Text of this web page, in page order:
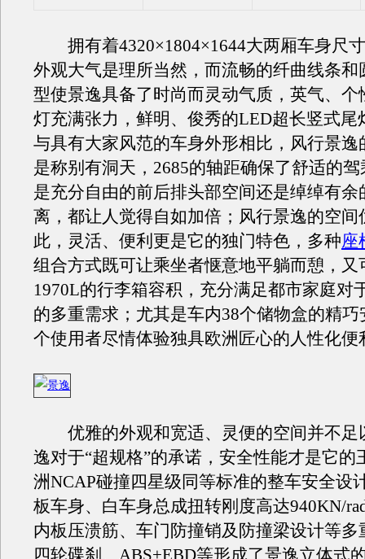
拥有着4320×1804×1644大两厢车身尺
外观大气是理所当然，而流畅的纤曲线条和
型使景逸具备了时尚而灵动气质，英气、个
灯充满张力，鲜明、俊秀的LED超长竖式尾
与具有大家风范的车身外形相比，风行景逸
是称别有洞天，2685的轴距确保了舒适的
是充分自由的前后排头部空间还是绰绰有余
离，都让人觉得自如加倍；风行景逸的空间
此，灵活、便利更是它的独门特色，多种座
组合方式既可让乘坐者惬意地平躺而憩，又
1970L的行李箱容积，充分满足都市家庭对
的多重需求；尤其是车内38个储物盒的精
个使用者尽情体验独具欧洲匠心的人性化便
优雅的外观和宽适、灵便的空间并不足
逸对于“超规格”的承诺，安全性能才是它的
洲NCAP碰撞四星级同等标准的整车安全设
板车身、白车身总成扭转刚度高达940KN/
内板压溃筋、车门防撞销及防撞梁设计等多
四轮碟刹、ABS+EBD等形成了景逸立体式